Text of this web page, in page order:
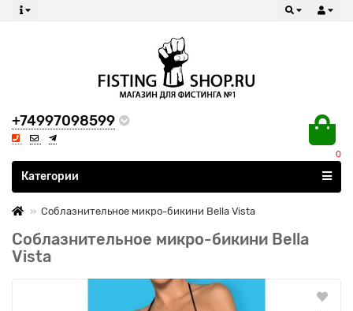
+74997098599
0
Все категории
Категории
Соблазнительное микро-бикини Bella Vista
Соблазнительное микро-бикини Bella
Vista